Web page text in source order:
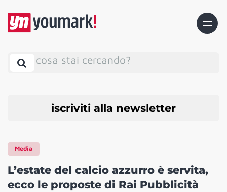
cosa stai cercando?
iscriviti alla newsletter
Media
L’estate del calcio azzurro è servita,
ecco le proposte di Rai Pubblicità